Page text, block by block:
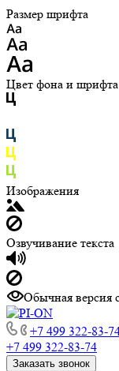
Размер шрифта
Цвет фона и шрифта
Изображения
Озвучивание текста
Обычная версия
+7 499 322-83-
+7 499 322-83-74
Заказать звонок